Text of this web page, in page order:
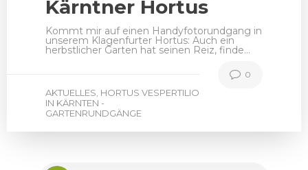
Kärntner Hortus
Kommt mir auf einen Handyfotorundgang in
unserem Klagenfurter Hortus: Auch ein
herbstlicher Garten hat seinen Reiz, finde…
AKTUELLES HORTUS VESPERTILIO
IN KÄRNTEN -
GARTENRUNDGÄNGE
0